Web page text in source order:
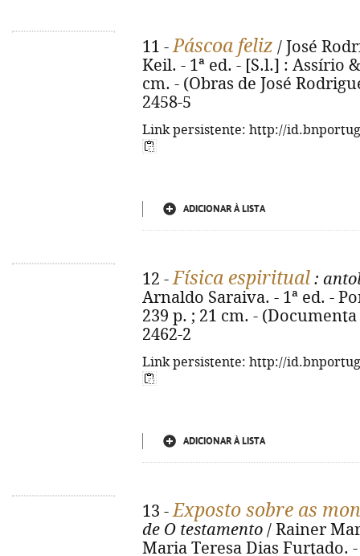
11 -Páscoa feliz / José
Keil. - 1ª ed. - [S.l.] : Assírio
cm. - (Obras de José
2458-5
Link persistente: http://
ADICIONAR À LISTA
12 -Física espiritual :
Arnaldo Saraiva. - 1ª ed. -
239 p. ; 21 cm. -
2462-2
Link persistente: http://
ADICIONAR À LISTA
13 -Exposto sobre as
de O testamento / Rainer
Maria Teresa Dias Furtado.